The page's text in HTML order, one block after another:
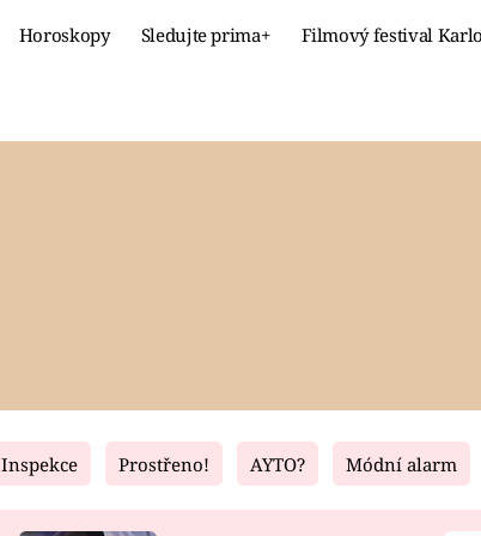
Horoskopy Sledujte prima+ Filmový festival
Fresh Living
Inspekce Prostřeno! AYTO? Módní alarm